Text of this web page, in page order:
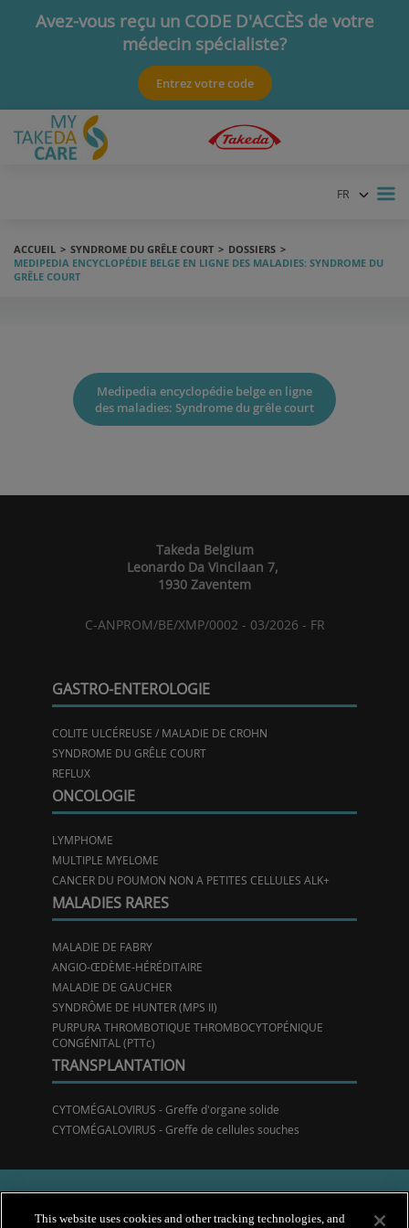
Avez-vous reçu un CODE D'ACCÈS de votre
médecin spécialiste?
Ce code vous donnera accès à de l'information spécifique.
Entrez votre code
FR
ACCUEIL SYNDROME DU GRÊLE COURT
DOSSIERS
MEDIPEDIA ENCYCLOPÉDIE BELGE EN LIGNE DES MALADIES: SYNDROME DU
GRÊLE COURT
Medipedia encyclopédie belge en ligne
des maladies: Syndrome du grêle court
Takeda Belgium
Leonardo Da Vincilaan 7,
1930 Zaventem
C-ANPROM/BE/XMP/0002 - 03/2026 - FR
GASTRO-ENTEROLOGIE
COLITE ULCÉREUSE / MALADIE DE CROHN
SYNDROME DU GRÊLE COURT
REFLUX
ONCOLOGIE
LYMPHOME
MULTIPLE MYELOME
CANCER DU POUMON NON A PETITES CELLULES ALK+
MALADIES RARES
MALADIE DE FABRY
ANGIO-ŒDÈME-HÉRÉDITAIRE
MALADIE DE GAUCHER
SYNDRÔME DE HUNTER (MPS II)
PURPURA THROMBOTIQUE THROMBOCYTOPÉNIQUE
CONGÉNITAL (PTTc)
TRANSPLANTATION
CYTOMÉGALOVIRUS - Greffe d'organe solide
CYTOMÉGALOVIRUS - Greffe de cellules souches
This website uses cookies and other tracking technologies, and